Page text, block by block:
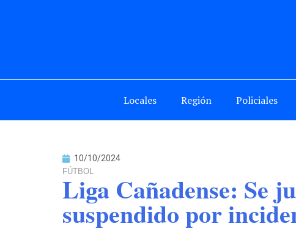
Locales Región Policiales
10/10/2024
FÚTBOL
Liga Cañadense: Se
suspendido por